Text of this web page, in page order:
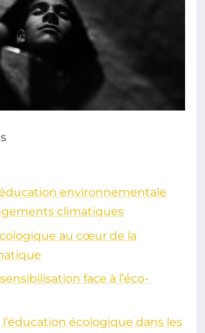
environnementale
climatiques
au cœur de la
face à l’éco-
écologique dans les